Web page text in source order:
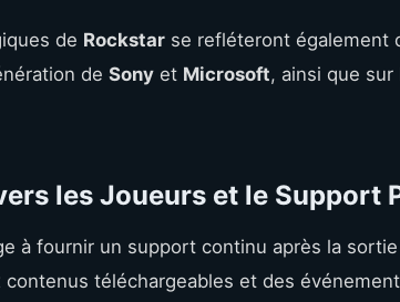
de Rockstar se refléteront également
de Sony et Microsoft, ainsi que
les Joueurs et le Support
à fournir un support continu après la
téléchargeables et des